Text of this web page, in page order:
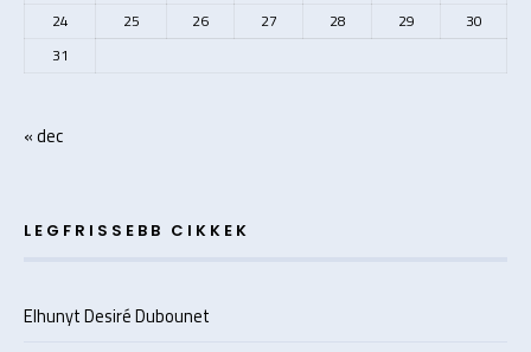
24
25 26 27 28 29
30
31
« dec
LEGFRISSEBB CIKKEK
Elhunyt Desiré Dubounet